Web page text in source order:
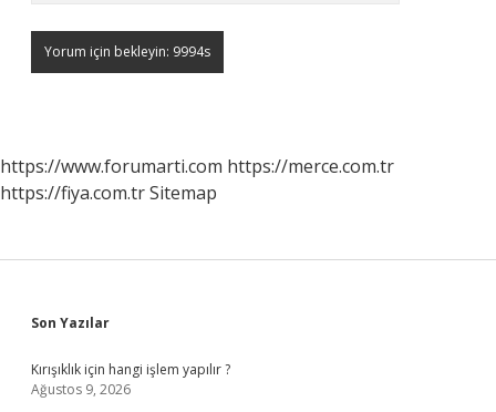
https://www.forumarti.com https://merce.com.tr
https://fiya.com.trSitemap
Sidebar
Son Yazılar
Kırışıklık için hangi işlem yapılır ?
Ağustos 9, 2026